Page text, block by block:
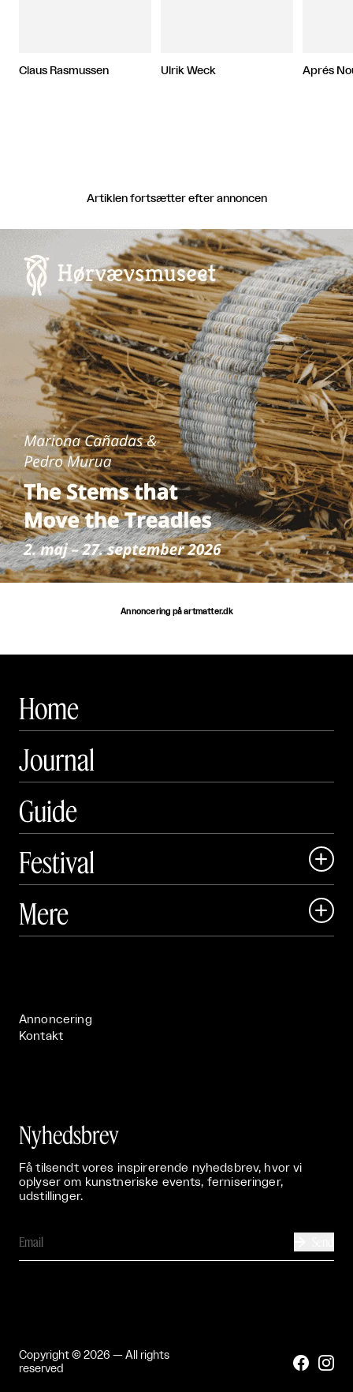
Claus Rasmussen Ulrik Weck Aprés
Artiklen fortsætter efter annoncen
Annoncering på artmatter.dk
Home
Journal
Guide
Festival

 Art Matter Festival
Mere 
Annoncering
Kontakt
Nyhedsbrev
Få tilsendt vores inspirerende nyhedsbrev, hvor vi
oplyser om kunstneriske events, ferniseringer,
udstillinger.
Copyright © 2026 — All rights
reserved
 